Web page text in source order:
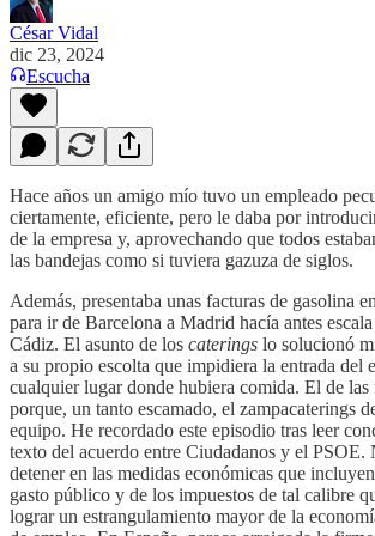
César Vidal
dic 23, 2024
Escucha
Hace años un amigo mío tuvo un empleado
ciertamente, eficiente, pero le daba por
de la empresa y, aprovechando que todos
las bandejas como si tuviera gazuza de siglos.
Además, presentaba unas facturas de gasolina
para ir de Barcelona a Madrid hacía antes
Cádiz. El asunto de los caterings lo solucionó
a su propio escolta que impidiera la entrada del
cualquier lugar donde hubiera comida. El de
porque, un tanto escamado, el zampacaterings
equipo. He recordado este episodio tras leer
texto del acuerdo entre Ciudadanos y el PSOE.
detener en las medidas económicas que
gasto público y de los impuestos de tal calibre
lograr un estrangulamiento mayor de la